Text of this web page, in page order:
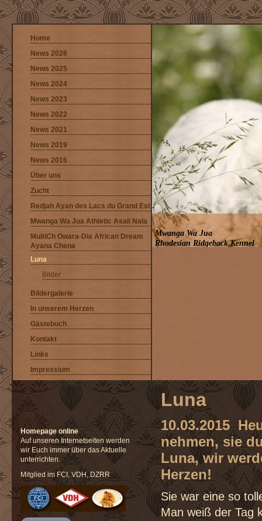
Home
News 2026
News 2025
News 2024
News 2023
News 2022
News 2021
News 2019
News 2016
Über uns
Zucht
Redjah Ayan des Lacs du Grand Est
Mwanga Wa Jua Athletic Asali Nala
MultiCh Owara-Dia African Dream
Ayana Chena
Luna
Bilder
Bildergalerie
In unserem Herzen
Gästebuch
Kontakt
Links
Impressium
Mwanga Wa Jua
Rhodesian Ridgeback Kennel
Luna
10.03.2015
nehmen, sie
Luna, wir
Herzen!
Sie war eine so
Man weiß der Tag
Homepage online
Auf unseren Internetseiten werden
wir Euch immer über das Aktuelle
unterrichten.
Mitglied im FCI, VDH, DZRR